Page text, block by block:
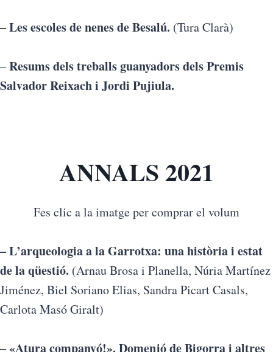
– Les escoles de nenes de Besalú. (Tura Clarà)
–Resums dels treballs guanyadors dels Premis
Salvador Reixach i Jordi Pujiula.
ANNALS 2021
Fes clic a la imatge per comprar el volum
– L’arqueologia a la Garrotxa: una història i estat
de la qüestió. (Arnau Brosa i Planella, Núria Martínez
Jiménez, Biel Soriano Elias, Sandra Picart Casals,
Carlota Masó Giralt)
– «Atura companyó!». Domenjó de Bigorra i altres